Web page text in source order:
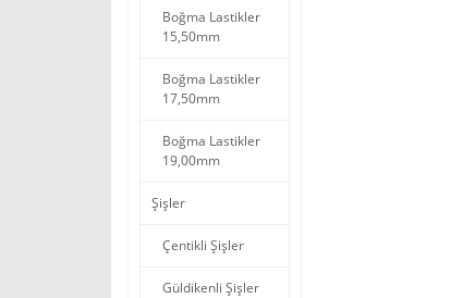
Boğma Lastikler
15,50mm
Boğma Lastikler
17,50mm
Boğma Lastikler
19,00mm
Şişler
Çentikli Şişler
Güldikenli Şişler